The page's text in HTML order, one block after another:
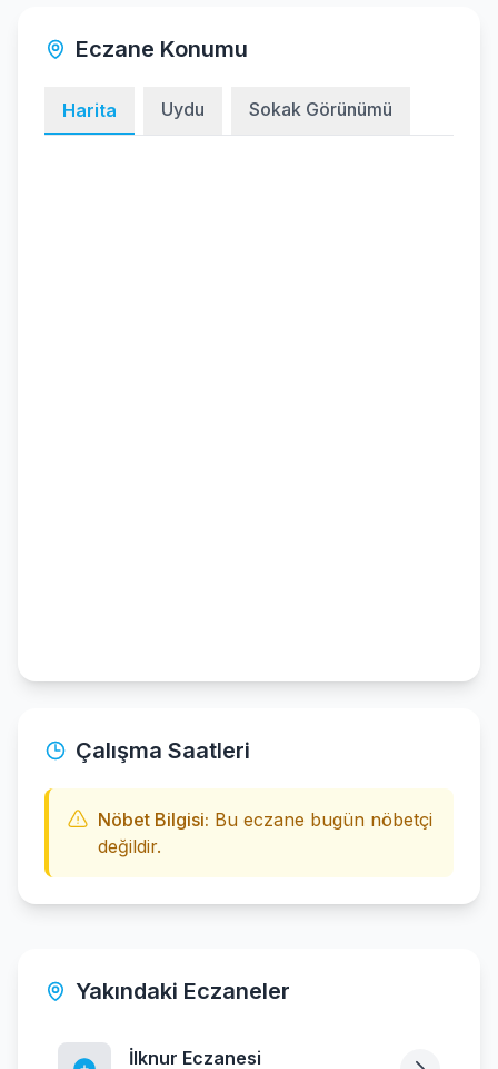
Eczane Konumu
Harita Uydu Sokak Görünümü
Çalışma Saatleri
Nöbet Bilgisi: Bu eczane bugün nöbetçi
değildir.
Yakındaki Eczaneler
İlknur Eczanesi